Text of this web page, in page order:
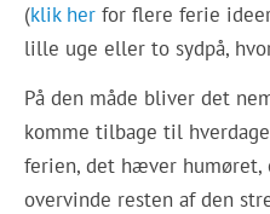
(klik her for flere ferie
lille uge eller to sydpå,
På den måde bliver det
komme tilbage til
ferien, det hæver
overvinde resten af den